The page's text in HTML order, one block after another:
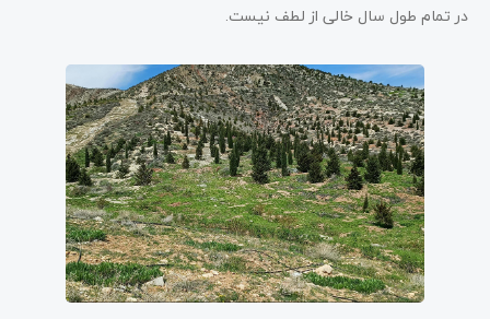
در تمام طول سال خالی از لطف نیست.